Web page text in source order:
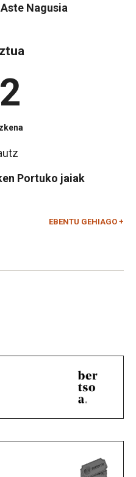
Nagusia
Portuko jaiak
EBENTU GEHIAGO +